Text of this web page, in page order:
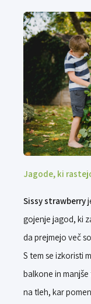
Jagode, ki
Sissy strawberry
gojenje jagod, ki
da prejmejo več
S tem se izkoristi
balkone in
na tleh, kar